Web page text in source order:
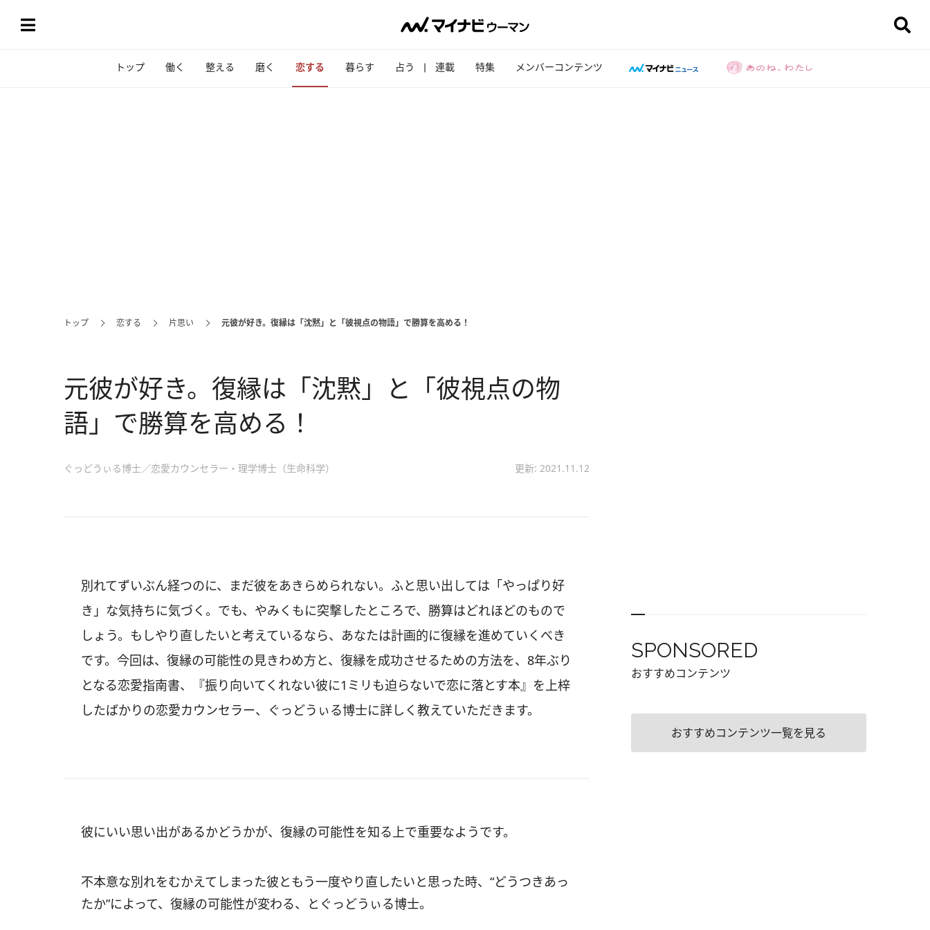
トップ 働く 整える 磨く 恋する 暮らす 占う 連載 特集 メンバーコンテンツ
トップ 恋する 片思い 元彼が好き。復縁は「沈黙」と「彼視点の物語」で勝算を高める！
元彼が好き。復縁は「沈黙」と「彼視点の物
語」で勝算を高める！
ぐっどうぃる博士／恋愛カウンセラー・理学博士（生命科学） 更新: 2021.11.12
別れてずいぶん経つのに、まだ彼をあきらめられない。ふと思い出しては「やっぱり好
き」な気持ちに気づく。でも、やみくもに突撃したところで、勝算はどれほどのもので
しょう。もしやり直したいと考えているなら、あなたは計画的に復縁を進めていくべき
です。今回は、復縁の可能性の見きわめ方と、復縁を成功させるための方法を、8年ぶり
となる恋愛指南書、『振り向いてくれない彼に1ミリも迫らないで恋に落とす本』を上梓
したばかりの恋愛カウンセラー、ぐっどうぃる博士に詳しく教えていただきます。
彼にいい思い出があるかどうかが、復縁の可能性を知る上で重要なようです。
不本意な別れをむかえてしまった彼ともう一度やり直したいと思った時、“どうつきあっ
たか”によって、復縁の可能性が変わる、とぐっどうぃる博士。
SPONSORED
おすすめコンテンツ
おすすめコンテンツ一覧を見る